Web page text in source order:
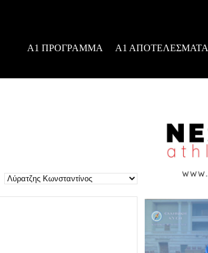
Α1 ΠΡΟΓΡΑΜΜΑ Α1 ΑΠΟΤΕΛΕΣΜΑΤΑ